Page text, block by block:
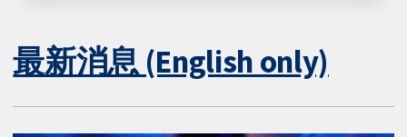
最新消息 (English only)